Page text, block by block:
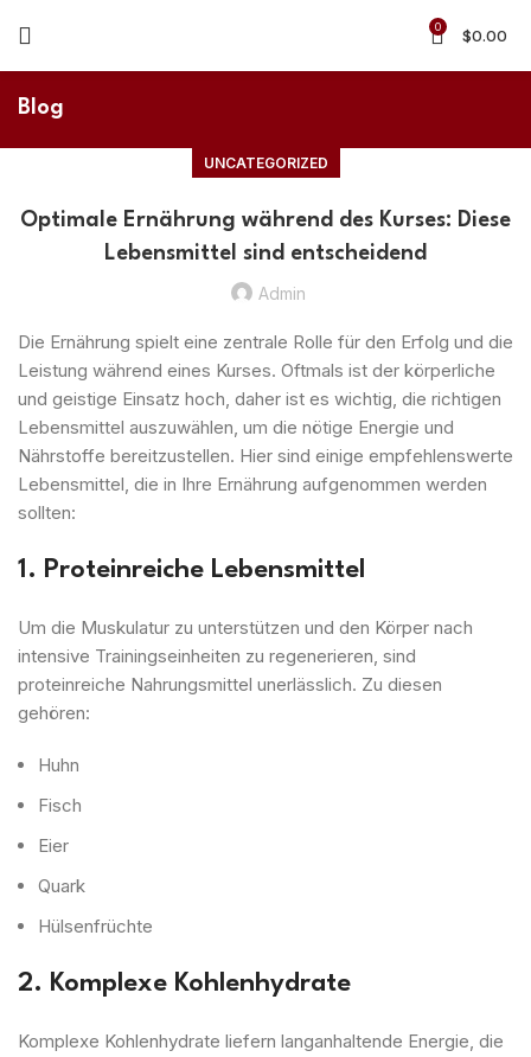
0 $0.00
Blog
UNCATEGORIZED
Optimale Ernährung während des Kurses: Diese
Lebensmittel sind entscheidend
Admin
Die Ernährung spielt eine zentrale Rolle für den Erfolg und die
Leistung während eines Kurses. Oftmals ist der körperliche
und geistige Einsatz hoch, daher ist es wichtig, die richtigen
Lebensmittel auszuwählen, um die nötige Energie und
Nährstoffe bereitzustellen. Hier sind einige empfehlenswerte
Lebensmittel, die in Ihre Ernährung aufgenommen werden
sollten:
1. Proteinreiche Lebensmittel
Um die Muskulatur zu unterstützen und den Körper nach
intensive Trainingseinheiten zu regenerieren, sind
proteinreiche Nahrungsmittel unerlässlich. Zu diesen
gehören:
Huhn
Fisch
Eier
Quark
Hülsenfrüchte
2. Komplexe Kohlenhydrate
Komplexe Kohlenhydrate liefern langanhaltende Energie, die